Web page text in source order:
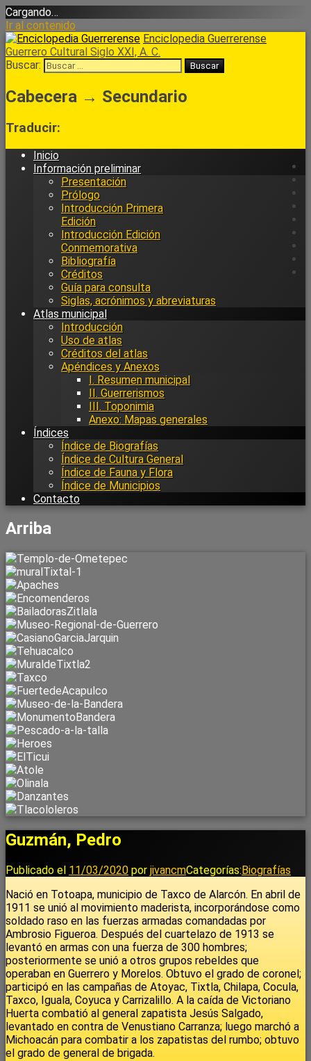
Cargando…
Ir al contenido
Enciclopedia Guerrerense
Guerrero Cultural Siglo XXI, A. C.
Buscar:
Cabecera → Secundario
Traducir:
Inicio
Información preliminar
Presentación
Prólogo
Introducción Primera
Edición
Introducción Edición
Conmemorativa
Bibliografía
Créditos
Guía para consulta
Siglas, acrónimos y abreviaturas
Atlas municipal
Introducción
Uso de atlas
Créditos del atlas
Apéndices y Anexos
I. Resumen municipal
II. Guerrerismos
III. Toponimia
Anexo: Mapas generales
Índices
Índice de Biografías
Índice de Cultura General
Índice de Fauna y Flora
Índice de Municipios
Contacto
Arriba
Guzmán, Pedro
Publicado el 11/03/2020 por jivancmCategorías: Biografías
Nació en Totoapa, municipio de Taxco de Alarcón. En abril de
1911 se unió al movimiento maderista, incorporándose como
soldado raso en las fuerzas armadas comandadas por
Ambrosio Figueroa. Después del cuartelazo de 1913 se
levantó en armas con una fuerza de 300 hombres;
posteriormente se unió a otros grupos rebeldes que
operaban en Guerrero y Morelos. Obtuvo el grado de coronel;
participó en las campañas de Atoyac, Tixtla, Chilapa, Cocula,
Taxco, Iguala, Coyuca y Carrizalillo. A la caída de Victoriano
Huerta combatió al general zapatista Jesús Salgado,
levantado en contra de Venustiano Carranza; luego marchó a
Michoacán para combatir a los zapatistas del rumbo; obtuvo
el grado de general de brigada.